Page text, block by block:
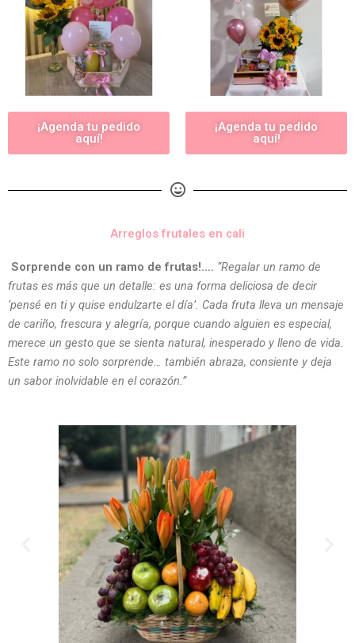
¡Agenda tu pedido
aquí!
¡Agenda tu pedido
aquí!
Arreglos frutales en cali
Sorprende con un ramo de frutas!…. “Regalar un ramo de
frutas es más que un detalle: es una forma deliciosa de decir
‘pensé en ti y quise endulzarte el día’. Cada fruta lleva un mensaje
de cariño, frescura y alegría, porque cuando alguien es especial,
merece un gesto que se sienta natural, inesperado y lleno de vida.
Este ramo no solo sorprende… también abraza, consiente y deja
un sabor inolvidable en el corazón.”